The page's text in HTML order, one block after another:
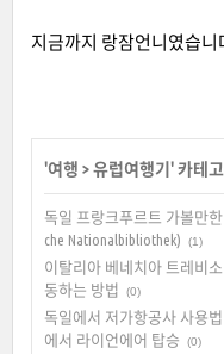
지금까지 랑잠언니였습니
'여행 >유럽여행기 ' 카테
독일 프랑크푸르트 가볼만
che Nationalbibliothek)
(1)
이탈리아 베네치아 트레비
동하는 방법
(0)
독일에서 저가항공사 사용
에서 라이언에어 탑승
(0)